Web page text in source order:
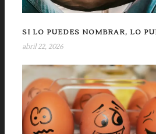
SI LO PUEDES NOMBRAR, LO
abril 22, 2026